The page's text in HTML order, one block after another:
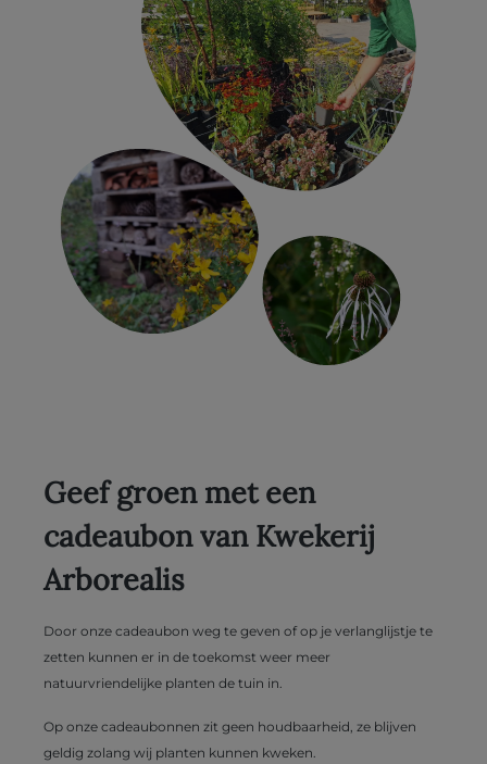
Geef groen met een
cadeaubon van Kwekerij
Arborealis
Door onze cadeaubon weg te geven of op je verlanglijstje te
zetten kunnen er in de toekomst weer meer
natuurvriendelijke planten de tuin in.
Op onze cadeaubonnen zit geen houdbaarheid, ze blijven
geldig zolang wij planten kunnen kweken.